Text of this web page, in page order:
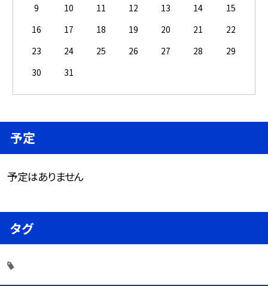
9
10 11 12 13 14
15
16
17 18 19 20 21
22
23
24 25 26 27 28
29
30
31
予定
予定はありません
タグ